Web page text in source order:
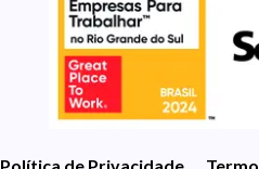
Política de Privacidade